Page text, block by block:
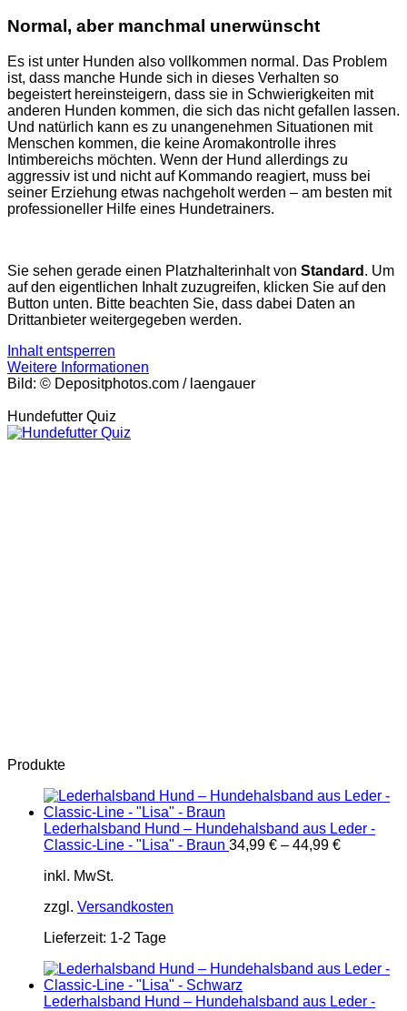
Normal, aber manchmal unerwünscht
Es ist unter Hunden also vollkommen normal. Das Problem
ist, dass manche Hunde sich in dieses Verhalten so
begeistert hereinsteigern, dass sie in Schwierigkeiten mit
anderen Hunden kommen, die sich das nicht gefallen lassen.
Und natürlich kann es zu unangenehmen Situationen mit
Menschen kommen, die keine Aromakontrolle ihres
Intimbereichs möchten. Wenn der Hund allerdings zu
aggressiv ist und nicht auf Kommando reagiert, muss bei
seiner Erziehung etwas nachgeholt werden – am besten mit
professioneller Hilfe eines Hundetrainers.
Sie sehen gerade einen Platzhalterinhalt von Standard . Um
auf den eigentlichen Inhalt zuzugreifen, klicken Sie auf den
Button unten. Bitte beachten Sie, dass dabei Daten an
Drittanbieter weitergegeben werden.
Inhalt entsperren
Weitere Informationen
Bild: © Depositphotos.com / laengauer
Hundefutter Quiz
Produkte
Lederhalsband Hund – Hundehalsband aus Leder -
Classic-Line - "Lisa" - Braun 34,99 € – 44,99 €
inkl. MwSt.
zzgl. Versandkosten
Lieferzeit: 1-2 Tage
Lederhalsband Hund – Hundehalsband aus Leder -